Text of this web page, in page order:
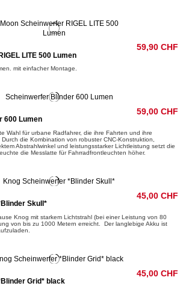
LITE 500 Lumen
59,90 CHF
mit einfacher Montage.
600 Lumen
59,00 CHF
Wahl für urbane Radfahrer, die ihre Fahrten und ihre
die Kombination von robuster CNC-Konstruktion,
Abstrahlwinkel und leistungsstarker Lichtleistung setzt die
die Messlatte für Fahrradfrontleuchten höher.
Skull*
45,00 CHF
Knog mit starkem Lichtstrahl (bei einer Leistung von 80
von bis zu 1000 Metern erreicht. Der langlebige Akku ist
Grid* black
45,00 CHF